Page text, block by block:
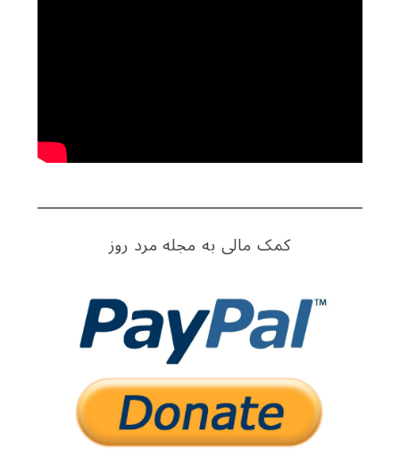
کمک مالی به مجله مرد روز
o